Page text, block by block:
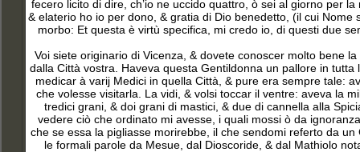
fecero licito di dire, ch’io ne uccido quattro, ò sei al giorno per
& elaterio ho io per dono, & gratia di Dio benedetto, (il cui
morbo: Et questa è virtù specifica, mi credo io, di questi due
Voi siete originario di Vicenza, & dovete conoscer molto bene
dalla Città vostra. Haveva questa Gentildonna un pallore in
medicar à varij Medici in quella Città, & pure era sempre tale:
che volesse visitarla. La vidi, & volsi toccar il ventre: aveva la
tredici grani, & doi grani di mastici, & due di cannella alla
vedere ciò che ordinato mi avesse, i quali mossi ò da
che se essa la pigliasse morirebbe, il che sendomi referto da
le formali parole da Mesue, dal Dioscoride, & dal Mathiolo